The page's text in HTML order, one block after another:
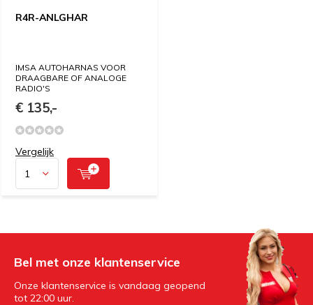
R4R-ANLGHAR
IMSA AUTOHARNAS VOOR
DRAAGBARE OF ANALOGE
RADIO'S
€ 135,-
Vergelijk
Bel met onze klantenservice
Onze klantenservice is vandaag geopend
tot 22:00 uur.